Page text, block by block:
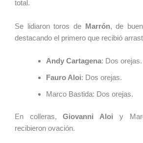
total.
Se lidiaron toros de Marrón, de
destacando el primero que recibió
Andy Cartagena: Dos orejas.
Fauro Aloi: Dos orejas.
Marco Bastida: Dos orejas.
En colleras,Giovanni Aloi y
recibieron ovación.